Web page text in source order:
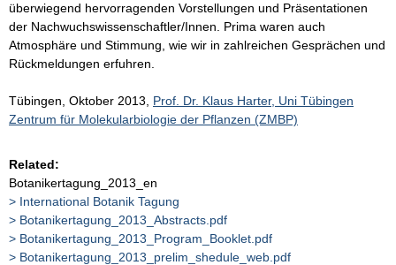
überwiegend hervorragenden Vorstellungen und Präsentationen
der Nachwuchswissenschaftler/Innen. Prima waren auch
Atmosphäre und Stimmung, wie wir in zahlreichen Gesprächen und
Rückmeldungen erfuhren.
Tübingen, Oktober 2013, Prof. Dr. Klaus Harter, Uni Tübingen
Zentrum für Molekularbiologie der Pflanzen (ZMBP)
Related:
Botanikertagung_2013_en
International Botanik Tagung
Botanikertagung_2013_Abstracts.pdf
Botanikertagung_2013_Program_Booklet.pdf
Botanikertagung_2013_prelim_shedule_web.pdf